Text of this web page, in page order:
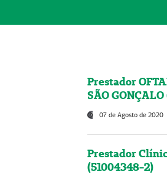
Prestador
SÃO
07 de Agosto de 2020
Prestador
(51004348-2)